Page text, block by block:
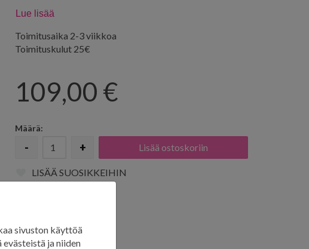
Lue lisää
Toimitusaika 2-3 viikkoa
Toimituskulut 25€
109,00 €
Määrä:
- +
LISÄÄ SUOSIKKEIHIN
sivuston käyttöä
ja niiden